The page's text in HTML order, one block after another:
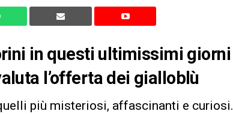
in questi ultimissimi giorni
l’offerta dei gialloblù
più misteriosi, affascinanti e curiosi.